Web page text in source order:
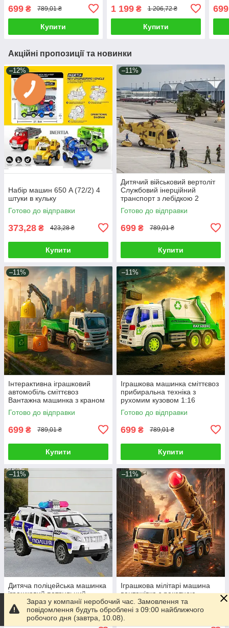
інерція світло та музика
699 ₴ 789,01 ₴
Купити
ракетами рухомі деталі
ефекти
1 199₴ 1 206,72 ₴
Купити
699
Акційні пропозиції та новинки
–12%
Набір машин 650 A (72/2) 4
штуки в кульку
Готово до відправки
373,28 ₴ 423,28 ₴
Купити
–11%
Дитячий військовий вертоліт
Службовий інерційний
транспорт з лебідкою 2
кольори світло звук рухомі
лопаті кран
Готово до відправки
699 ₴ 789,01 ₴
Купити
–11%
Інтерактивна іграшковий
автомобіль сміттєвоз
Вантажна машинка з краном
Рухомі деталі інерція світло
та музика
Готово до відправки
699 ₴ 789,01 ₴
Купити
–11%
Іграшкова машинка сміттєвоз
прибиральна техніка з
рухомим кузовом 1:16
Вантажівка самоскид на
інерції світло звук
Готово до відправки
699 ₴ 789,01 ₴
Купити
–11%
Дитяча поліцейська машинка
іграшковий патрульний
позашляховик відмінна
деталізація відчиняються
двері багажник
Готово до відправки
–11%
Іграшкова мілітарі машина
вантажівка з ракетною
установкою та інерцією 1:16
Дитяча військова техніка
Світло ефекти
Готово до відправки
Зараз у компанії неробочий час. Замовлення та
повідомлення будуть оброблені з 09:00 найближчого
робочого дня (завтра, 10.08).